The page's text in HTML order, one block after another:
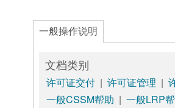
一般操作说明
文档类别
许可证交付 | 许可证管理 |
一般CSSM帮助 | 一般LRP